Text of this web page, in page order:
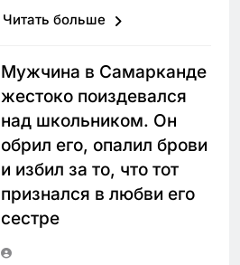
Читать больше
Мужчина в Самарканде
жестоко поиздевался
над школьником. Он
обрил его, опалил брови
и избил за то, что тот
признался в любви его
сестре